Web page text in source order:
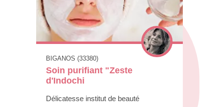
BIGANOS (33380)
Soin purifiant "Zeste
d'Indochi
Délicatesse institut de beauté